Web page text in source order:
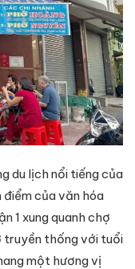
du lịch nổi tiếng của
điểm của văn hóa
1 xung quanh chợ
truyền thống với tuổi
một hương vị